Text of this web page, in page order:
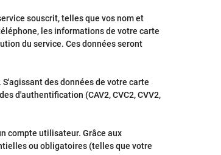
souscrit, telles que vos nom et
les informations de votre carte
du service. Ces données seront
des données de votre carte
d'authentification (CAV2, CVC2, CVV2,
compte utilisateur. Grâce aux
ou obligatoires (telles que votre